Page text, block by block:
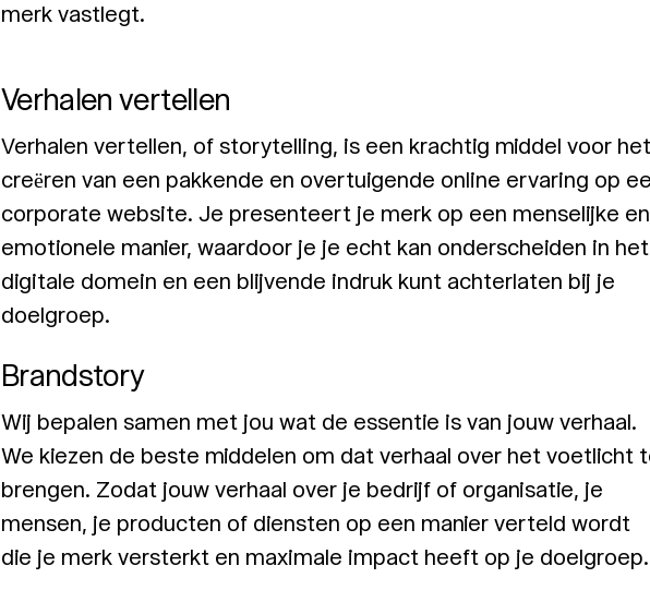
merk vastlegt.
Verhalen vertellen
Verhalen vertellen, of storytelling, is een krachtig middel voor het
creëren van een pakkende en overtuigende online ervaring op
corporate website. Je presenteert je merk op een menselijke en
emotionele manier, waardoor je je echt kan onderscheiden in het
digitale domein en een blijvende indruk kunt achterlaten bij je
doelgroep.
Brandstory
Wij bepalen samen met jou wat de essentie is van jouw verhaal.
We kiezen de beste middelen om dat verhaal over het voetlicht
brengen. Zodat jouw verhaal over je bedrijf of organisatie, je
mensen, je producten of diensten op een manier verteld wordt
die je merk versterkt en maximale impact heeft op je doelgroep.